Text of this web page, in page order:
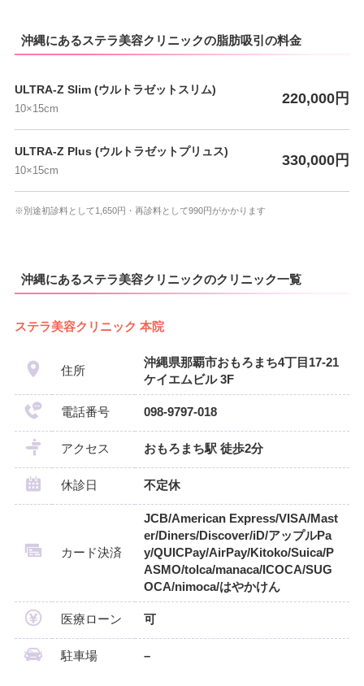
沖縄にあるステラ美容クリニックの脂肪吸引の料金
ULTRA-Z Slim (ウルトラゼットスリム)
10×15cm
220,000円
ULTRA-Z Plus (ウルトラゼットプリュス)
10×15cm
330,000円
※別途初診料として1,650円・再診料として990円がかかります
沖縄にあるステラ美容クリニックのクリニック一覧
ステラ美容クリニック 本院
住所
沖縄県那覇市おもろまち4丁目17-21
ケイエムビル 3F
電話番号 098-9797-018
アクセス おもろまち駅 徒歩2分
休診日 不定休
カード決済
JCB/American Express/VISA/Mast
er/Diners/Discover/iD/アップルPa
y/QUICPay/AirPay/Kitoko/Suica/P
ASMO/tolca/manaca/ICOCA/SUG
OCA/nimoca/はやかけん
医療ローン 可
駐車場 –